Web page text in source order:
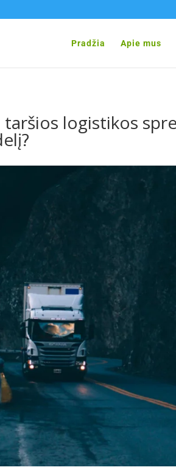
Pradžia Apie mus
taršios logistikos